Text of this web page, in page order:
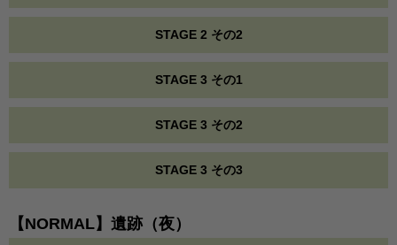
STAGE 2 その2
STAGE 3 その1
STAGE 3 その2
STAGE 3 その3
【NORMAL】遺跡（夜）